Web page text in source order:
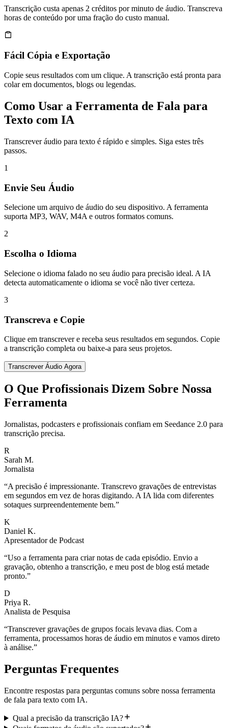
Transcrição custa apenas 2 créditos por minuto de áudio. Transcreva
horas de conteúdo por uma fração do custo manual.
Fácil Cópia e Exportação
Copie seus resultados com um clique. A transcrição está pronta para
colar em documentos, blogs ou legendas.
Como Usar a Ferramenta de Fala para
Texto com IA
Transcrever áudio para texto é rápido e simples. Siga estes três
passos.
1
Envie Seu Áudio
Selecione um arquivo de áudio do seu dispositivo. A ferramenta
suporta MP3, WAV, M4A e outros formatos comuns.
2
Escolha o Idioma
Selecione o idioma falado no seu áudio para precisão ideal. A IA
detecta automaticamente o idioma se você não tiver certeza.
3
Transcreva e Copie
Clique em transcrever e receba seus resultados em segundos. Copie
a transcrição completa ou baixe-a para seus projetos.
Transcrever Áudio Agora
O Que Profissionais Dizem Sobre Nossa
Ferramenta
Jornalistas, podcasters e profissionais confiam em Seedance 2.0 para
transcrição precisa.
R
Sarah M.
Jornalista
“A precisão é impressionante. Transcrevo gravações de entrevistas
em segundos em vez de horas digitando. A IA lida com diferentes
sotaques surpreendentemente bem.”
K
Daniel K.
Apresentador de Podcast
“Uso a ferramenta para criar notas de cada episódio. Envio a
gravação, obtenho a transcrição, e meu post de blog está metade
pronto.”
D
Priya R.
Analista de Pesquisa
“Transcrever gravações de grupos focais levava dias. Com a
ferramenta, processamos horas de áudio em minutos e vamos direto
à análise.”
Perguntas Frequentes
Encontre respostas para perguntas comuns sobre nossa ferramenta
de fala para texto com IA.
Qual a precisão da transcrição IA?